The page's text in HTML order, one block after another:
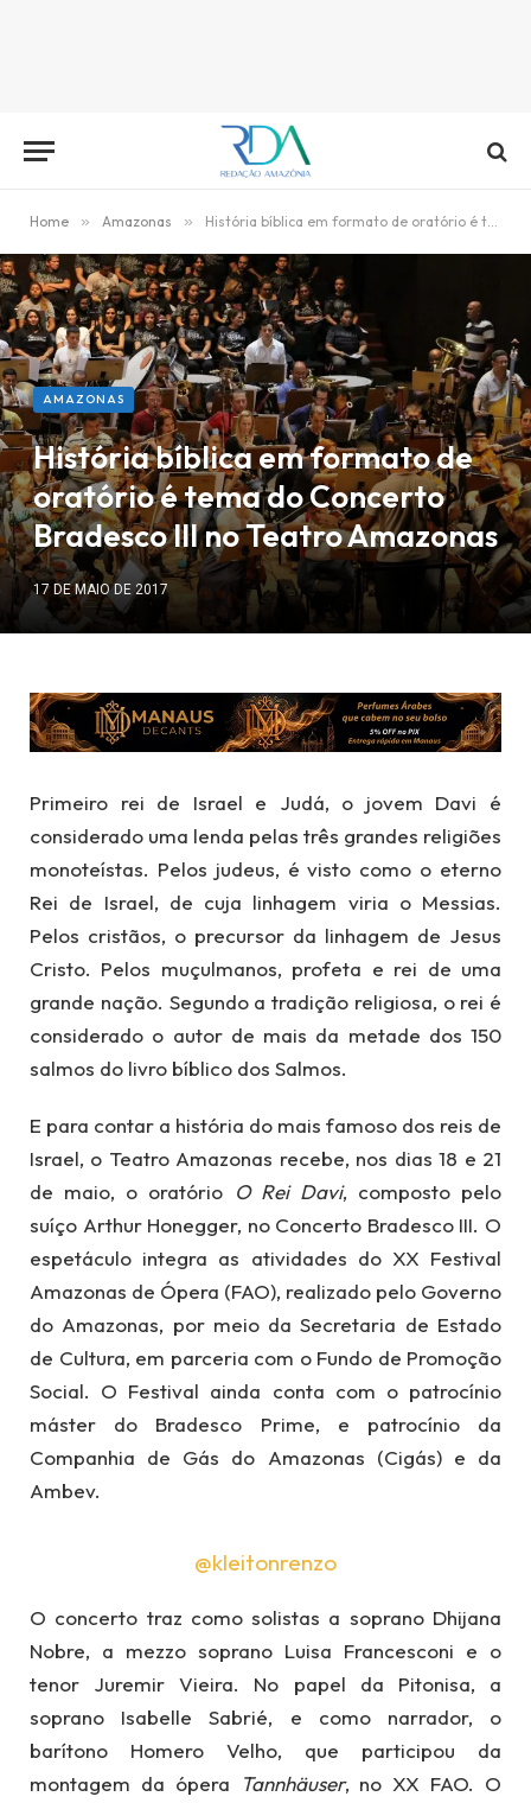
Home » Amazonas » História bíblica em formato de oratório é tema do Concerto Bradesco III no Teatro Amazonas
AMAZONAS
História bíblica em formato de
oratório é tema do Concerto
Bradesco III no Teatro Amazonas
17 DE MAIO DE 2017
Primeiro rei de Israel e Judá, o jovem Davi é
considerado uma lenda pelas três grandes religiões
monoteístas. Pelos judeus, é visto como o eterno
Rei de Israel, de cuja linhagem viria o Messias.
Pelos cristãos, o precursor da linhagem de Jesus
Cristo. Pelos muçulmanos, profeta e rei de uma
grande nação. Segundo a tradição religiosa, o rei é
considerado o autor de mais da metade dos 150
salmos do livro bíblico dos Salmos.
E para contar a história do mais famoso dos reis de
Israel, o Teatro Amazonas recebe, nos dias 18 e 21
de maio, o oratório O Rei Davi, composto pelo
suíço Arthur Honegger, no Concerto Bradesco III. O
espetáculo integra as atividades do XX Festival
Amazonas de Ópera (FAO), realizado pelo Governo
do Amazonas, por meio da Secretaria de Estado
de Cultura, em parceria com o Fundo de Promoção
Social. O Festival ainda conta com o patrocínio
máster do Bradesco Prime, e patrocínio da
Companhia de Gás do Amazonas (Cigás) e da
Ambev.
@kleitonrenzo
O concerto traz como solistas a soprano Dhijana
Nobre, a mezzo soprano Luisa Francesconi e o
tenor Juremir Vieira. No papel da Pitonisa, a
soprano Isabelle Sabrié, e como narrador, o
barítono Homero Velho, que participou da
montagem da ópera
Tannhäuser, no XX FAO. O